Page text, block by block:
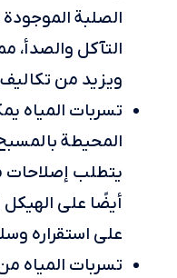
الصلبة
التآكل والصدأ،
ويزيد من
تسربات المياه
المحيطة
يتطلب إصلاحات
أيضًا على الهيكل
على استقراره
تسربات المياه